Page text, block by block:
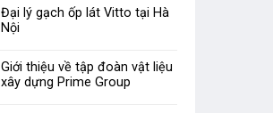
Đại lý gạch ốp lát Vitto tại Hà
Nội
Giới thiệu về tập đoàn vật liệu
xây dựng Prime Group